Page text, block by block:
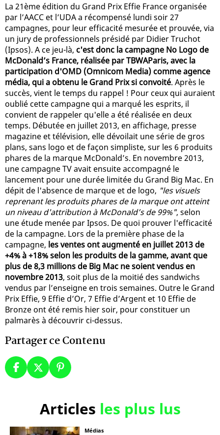
La 21ème édition du Grand Prix Effie France organisée
par l’AACC et l’UDA a récompensé lundi soir 27
campagnes, pour leur efficacité mesurée et prouvée, via
un jury de professionnels présidé par Didier Truchot
(Ipsos). A ce jeu-là, c'est donc la campagne No Logo de
McDonald’s France, réalisée par TBWAParis, avec la
participation d'OMD (Omnicom Media) comme agence
média, qui a obtenu le Grand Prix si convoité. Après le
succès, vient le temps du rappel ! Pour ceux qui auraient
oublié cette campagne qui a marqué les esprits, il
convient de rappeler qu'elle a été réalisée en deux
temps. Débutée en juillet 2013, en affichage, presse
magazine et télévision, elle dévoilait une série de gros
plans, sans logo et de façon simpliste, sur les 6 produits
phares de la marque McDonald’s. En novembre 2013,
une campagne TV avait ensuite accompagné le
lancement pour une durée limitée du Grand Big Mac. En
dépit de l'absence de marque et de logo, "les visuels
reprenant les produits phares de la marque ont atteint
un niveau d'attribution à McDonald’s de 99%", selon
une étude menée par Ipsos. De quoi prouver l'efficacité
de la campagne. Lors de la première phase de la
campagne, les ventes ont augmenté en juillet 2013 de
+4% à +18% selon les produits de la gamme, avant que
plus de 8,3 millions de Big Mac ne soient vendus en
novembre 2013, soit plus de la moitié des sandwichs
vendus par l’enseigne en trois semaines. Outre le Grand
Prix Effie, 9 Effie d’Or, 7 Effie d’Argent et 10 Effie de
Bronze ont été remis hier soir, pour constituer un
palmarès à découvrir ci-dessus.
Partager ce Contenu
Articles les plus lus
Médias